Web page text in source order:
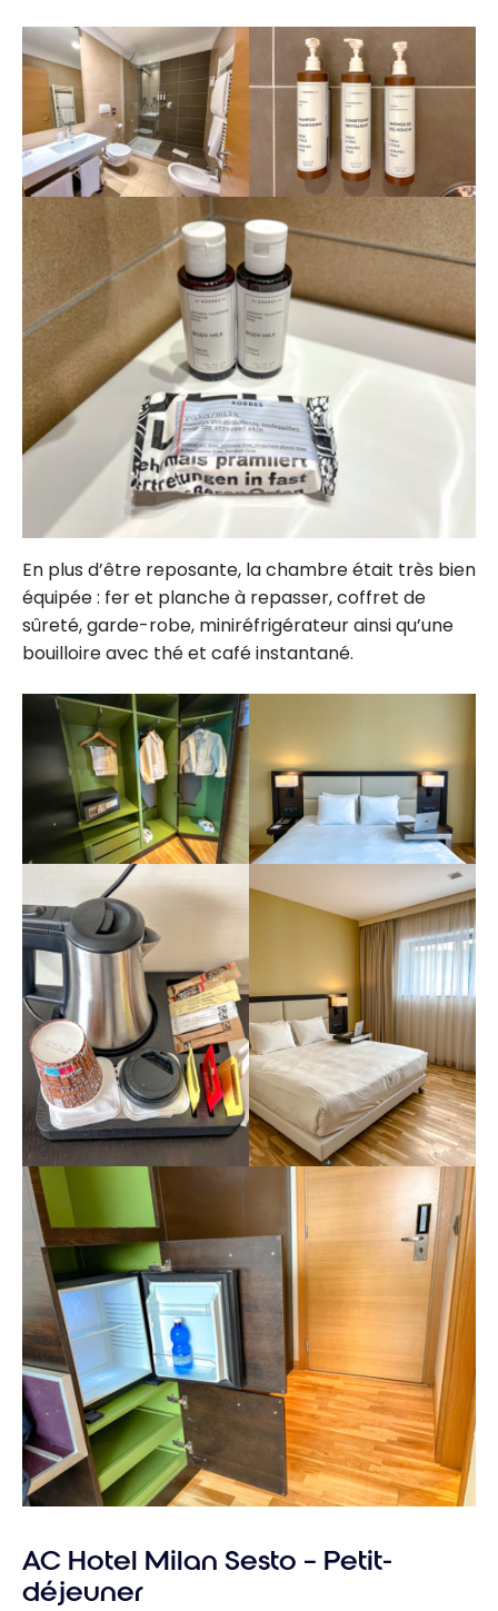
En plus d’être reposante, la chambre était très bien
équipée : fer et planche à repasser, coffret de
sûreté, garde-robe, miniréfrigérateur ainsi qu’une
bouilloire avec thé et café instantané.
AC Hotel Milan Sesto – Petit-
déjeuner